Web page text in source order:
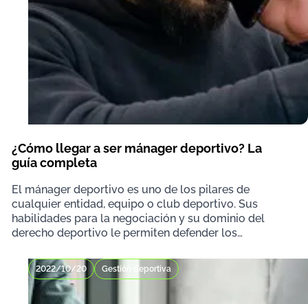
¿Cómo llegar a ser mánager deportivo? La
guía completa
El mánager deportivo es uno de los pilares de
cualquier entidad, equipo o club deportivo. Sus
habilidades para la negociación y su dominio del
derecho deportivo le permiten defender los
2022/10/20 Gestión deportiva